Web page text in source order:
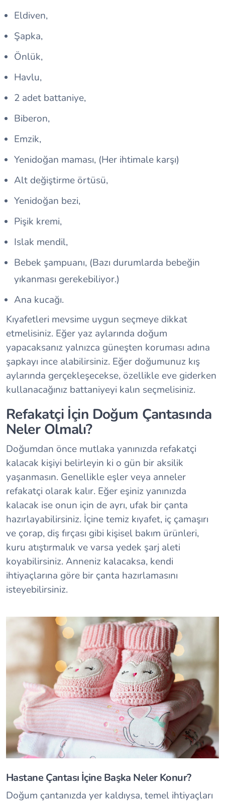
Eldiven,
Şapka,
Önlük,
Havlu,
2 adet battaniye,
Biberon,
Emzik,
Yenidoğan maması, (Her ihtimale karşı)
Alt değiştirme örtüsü,
Yenidoğan bezi,
Pişik kremi,
Islak mendil,
Bebek şampuanı, (Bazı durumlarda bebeğin
yıkanması gerekebiliyor.)
Ana kucağı.
Kıyafetleri mevsime uygun seçmeye dikkat
etmelisiniz. Eğer yaz aylarında doğum
yapacaksanız yalnızca güneşten koruması adına
şapkayı ince alabilirsiniz. Eğer doğumunuz kış
aylarında gerçekleşecekse, özellikle eve giderken
kullanacağınız battaniyeyi kalın seçmelisiniz.
Refakatçi İçin Doğum Çantasında
Neler Olmalı?
Doğumdan önce mutlaka yanınızda refakatçi
kalacak kişiyi belirleyin ki o gün bir aksilik
yaşanmasın. Genellikle eşler veya anneler
refakatçi olarak kalır. Eğer eşiniz yanınızda
kalacak ise onun için de ayrı, ufak bir çanta
hazırlayabilirsiniz. İçine temiz kıyafet, iç çamaşırı
ve çorap, diş fırçası gibi kişisel bakım ürünleri,
kuru atıştırmalık ve varsa yedek şarj aleti
koyabilirsiniz. Anneniz kalacaksa, kendi
ihtiyaçlarına göre bir çanta hazırlamasını
isteyebilirsiniz.
Hastane Çantası İçine Başka Neler Konur?
Doğum çantanızda yer kaldıysa, temel ihtiyaçları